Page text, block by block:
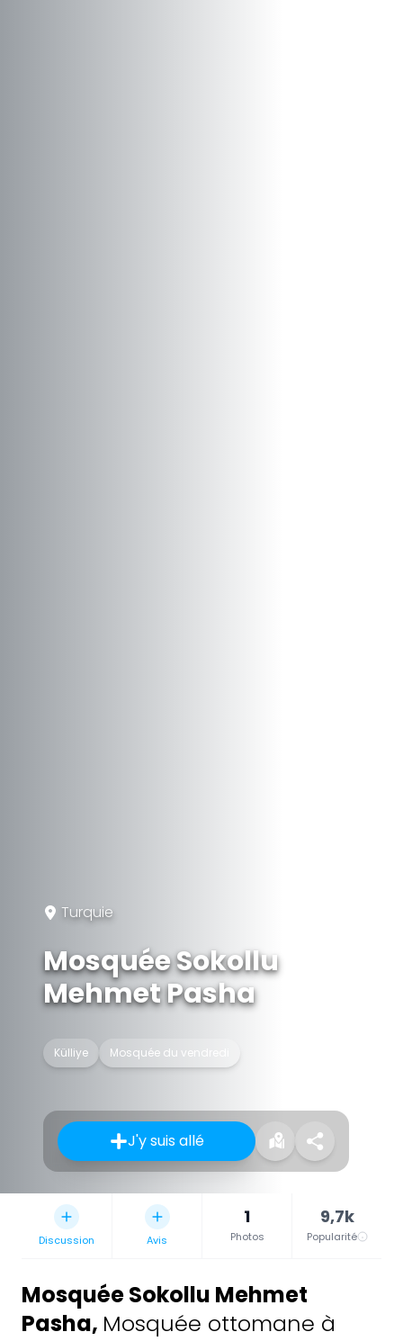
Turquie
Mosquée Sokollu
Mehmet Pasha
Külliye Mosquée du vendredi
J'y suis allé
Discussion Avis
1
Photos
9,7k
Popularité
Mosquée Sokollu Mehmet
Pasha, Mosquée ottomane à